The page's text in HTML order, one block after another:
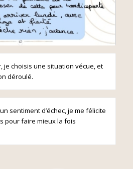
je choisis une situation vécue, et
déroulé.
sentiment d’échec, je me félicite
pour faire mieux la fois